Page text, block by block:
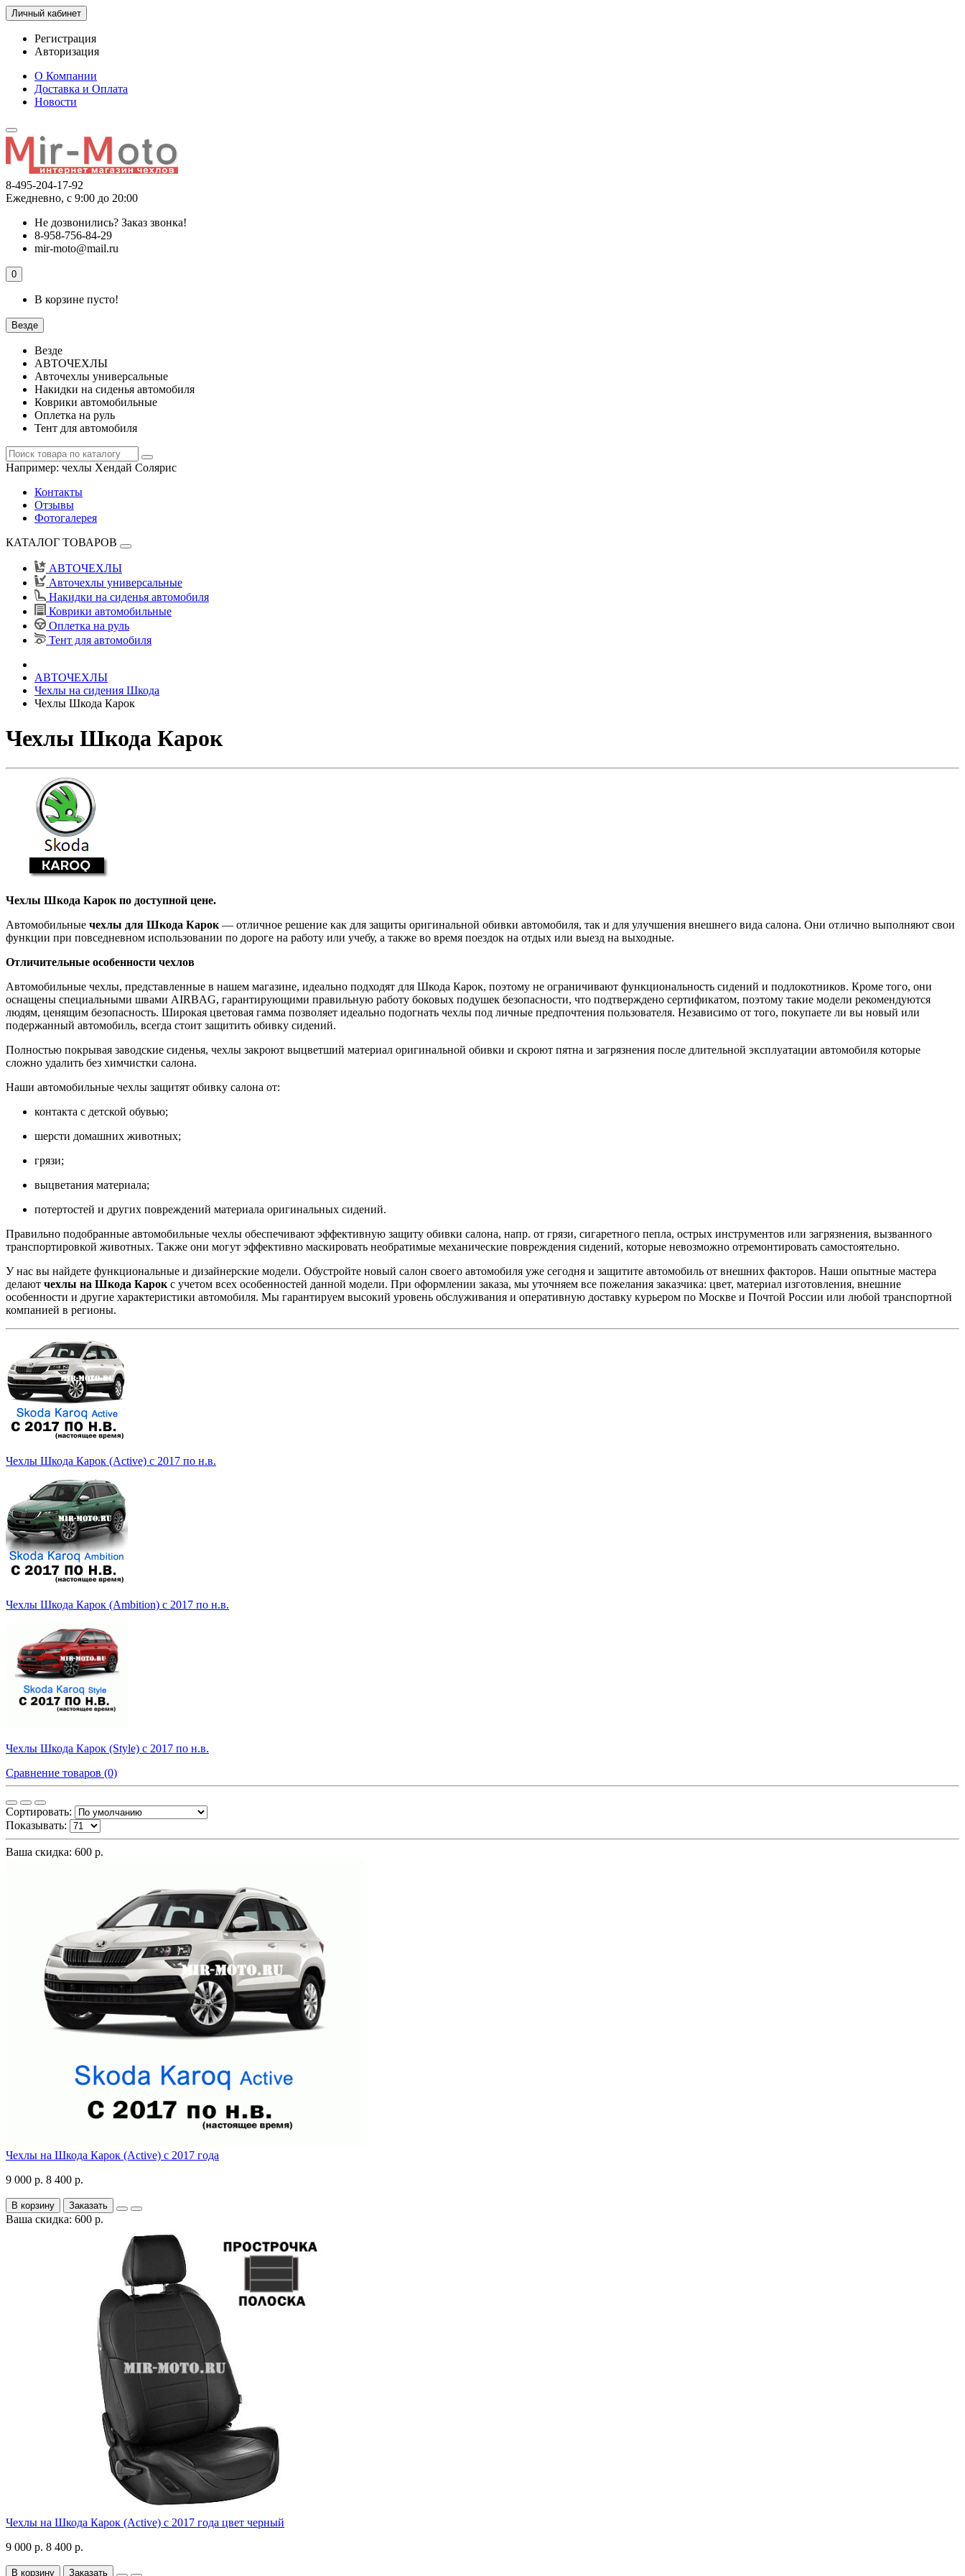
Личный кабинет
Регистрация
Авторизация
О Компании
Доставка и Оплата
Новости
8-495-204-17-92
Ежедневно, с 9:00 до 20:00
Не дозвонились? Заказ звонка!
8-958-756-84-29
mir-moto@mail.ru
0
В корзине пусто!
Везде
Везде
АВТОЧЕХЛЫ
Авточехлы универсальные
Накидки на сиденья автомобиля
Коврики автомобильные
Оплетка на руль
Тент для автомобиля
Например: чехлы Хендай Солярис
Контакты
Отзывы
Фотогалерея
КАТАЛОГ ТОВАРОВ
АВТОЧЕХЛЫ
Авточехлы универсальные
Накидки на сиденья автомобиля
Коврики автомобильные
Оплетка на руль
Тент для автомобиля
АВТОЧЕХЛЫ
Чехлы на сидения Шкода
Чехлы Шкода Карок
Чехлы Шкода Карок
Чехлы Шкода Карок по доступной цене.
Автомобильные чехлы для Шкода Карок — отличное решение как для защиты оригинальной обивки автомобиля, так и для улучшения внешнего вида салона. Они отлично выполняют свои
функции при повседневном использовании по дороге на работу или учебу, а также во время поездок на отдых или выезд на выходные.
Отличительные особенности чехлов
Автомобильные чехлы, представленные в нашем магазине, идеально подходят для Шкода Карок, поэтому не ограничивают функциональность сидений и подлокотников. Кроме того, они
оснащены специальными швами AIRBAG, гарантирующими правильную работу боковых подушек безопасности, что подтверждено сертификатом, поэтому такие модели рекомендуются
людям, ценящим безопасность. Широкая цветовая гамма позволяет идеально подогнать чехлы под личные предпочтения пользователя. Независимо от того, покупаете ли вы новый или
подержанный автомобиль, всегда стоит защитить обивку сидений.
Полностью покрывая заводские сиденья, чехлы закроют выцветший материал оригинальной обивки и скроют пятна и загрязнения после длительной эксплуатации автомобиля которые
сложно удалить без химчистки салона.
Наши автомобильные чехлы защитят обивку салона от:
контакта с детской обувью;
шерсти домашних животных;
грязи;
выцветания материала;
потертостей и других повреждений материала оригинальных сидений.
Правильно подобранные автомобильные чехлы обеспечивают эффективную защиту обивки салона, напр. от грязи, сигаретного пепла, острых инструментов или загрязнения, вызванного
транспортировкой животных. Также они могут эффективно маскировать необратимые механические повреждения сидений, которые невозможно отремонтировать самостоятельно.
У нас вы найдете функциональные и дизайнерские модели. Обустройте новый салон своего автомобиля уже сегодня и защитите автомобиль от внешних факторов. Наши опытные мастера
делают чехлы на Шкода Карок с учетом всех особенностей данной модели. При оформлении заказа, мы уточняем все пожелания заказчика: цвет, материал изготовления, внешние
особенности и другие характеристики автомобиля. Мы гарантируем высокий уровень обслуживания и оперативную доставку курьером по Москве и Почтой России или любой транспортной
компанией в регионы.
Чехлы Шкода Карок (Active) с 2017 по н.в.
Чехлы Шкода Карок (Ambition) с 2017 по н.в.
Чехлы Шкода Карок (Style) с 2017 по н.в.
Сравнение товаров (0)
Сортировать:
Показывать:
Ваша скидка: 600 р.
Чехлы на Шкода Карок (Active) с 2017 года
9 000 р. 8 400 р.
В корзину Заказать
Ваша скидка: 600 р.
Чехлы на Шкода Карок (Active) с 2017 года цвет черный
9 000 р. 8 400 р.
В корзину Заказать